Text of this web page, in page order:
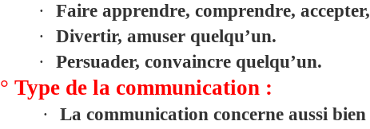
·
Faire apprendre, comprendre, accepter,
·
Divertir, amuserquelqu’un.
·
Persuader, convaincrequelqu’un.
°Type de la communication :
· La communication concerne aussi bien